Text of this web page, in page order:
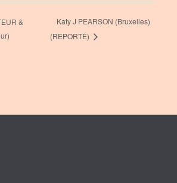
&
Katy J PEARSON (Bruxelles)
(REPORTÉ)